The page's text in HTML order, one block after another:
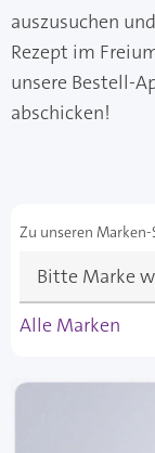
auszusuchen
Rezept im
unsere Bestell-
abschicken!
Zu unseren Marken-
Alle Marken